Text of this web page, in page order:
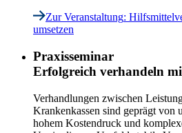
Zur Veranstaltung:
umsetzen
Praxisseminar
Erfolgreich verhandeln
Verhandlungen zwischen
Krankenkassen sind geprägt von
hohem Kostendruck und